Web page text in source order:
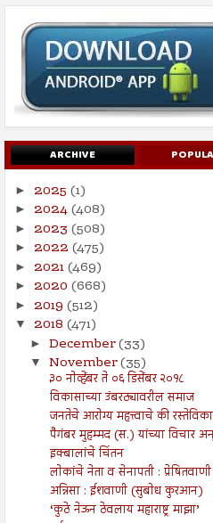
ARCHIVE
► 2025 (1)
► 2024(408)
► 2023 (508)
► 2022 (475)
► 2021(469)
► 2020 (668)
► 2019 (512)
▼ 2018 (471)
► December(33)
▼ November(35)
३० नोव्हेंबर ते ०६ डिसेंबर २०१८
विकासाच्या उंबरठ्यावरील समाज
जनतेचे आरोग्य महत्त्वाचे की
पैगंबर मुहम्मद (स.) यांच्या विचार
इक्बालांचे चिंतन
लोकांचे नेता व सेनापती :
अन्निसा : ईशवाणी (सुबोध कुरआन)
‘कुठे नेऊन ठेवलाय महाराष्ट्र माझा’